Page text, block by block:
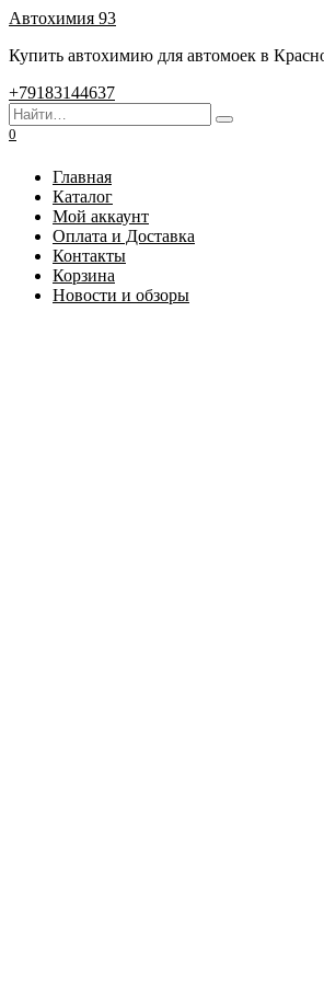
Перейти
содержанию
Автохимия 93
Купить автохимию для автомоек в
+79183144637
Search
for:
0
Главная
Каталог
Мой аккаунт
Оплата и Доставка
Контакты
Корзина
Новости и обзоры